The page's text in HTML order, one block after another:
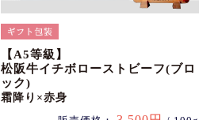
【A5等級】
松阪牛イチボローストビーフ(ブロ
ック)
霜降り×赤身